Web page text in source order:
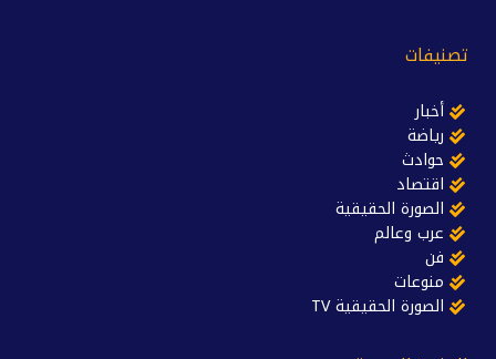
تصنيفات
أخبار
رياضة
حوادث
اقتصاد
الصورة الحقيقية
عرب وعالم
فن
منوعات
الصورة الحقيقية TV